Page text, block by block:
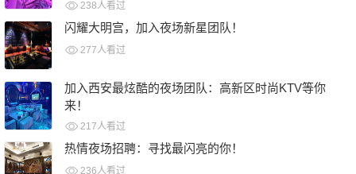
238人看过
闪耀大明宫，加入夜场新星团队！
277人看过
09月11日
加入西安最炫酷的夜场团队：高新区时尚KTV等你
来！
217人看过
热情夜场招聘：寻找最闪亮的你！
236人看过